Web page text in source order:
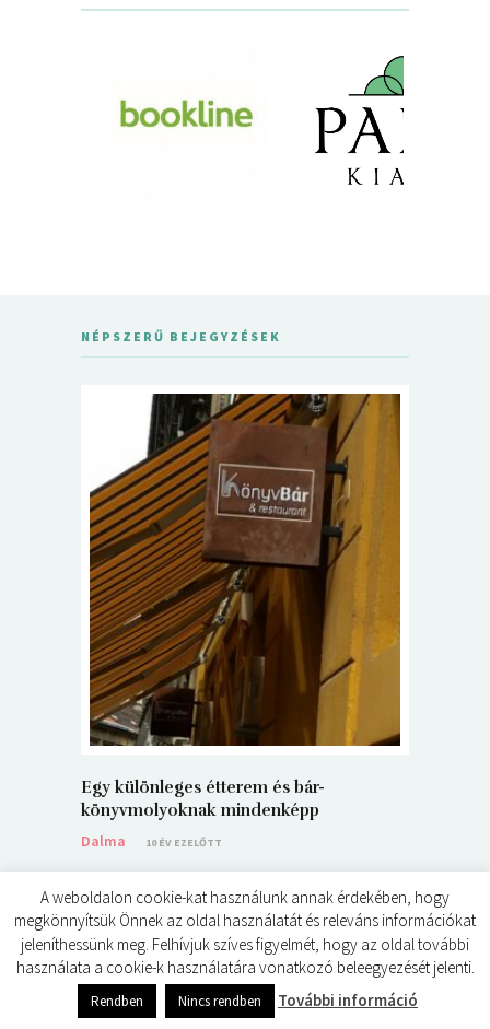
NÉPSZERŰ BEJEGYZÉSEK
Egy különleges étterem és bár-
könyvmolyoknak mindenképp
Dalma
10 ÉV EZELŐTT
© ÉDES KIS KÖNYVKRITIKÁK 2024
A weboldalon cookie-kat használunk annak érdekében, hogy
megkönnyítsük Önnek az oldal használatát és releváns információkat
jeleníthessünk meg. Felhívjuk szíves figyelmét, hogy az oldal további
használata a cookie-k használatára vonatkozó beleegyezését jelenti.
Rendben Nincs rendben További információ